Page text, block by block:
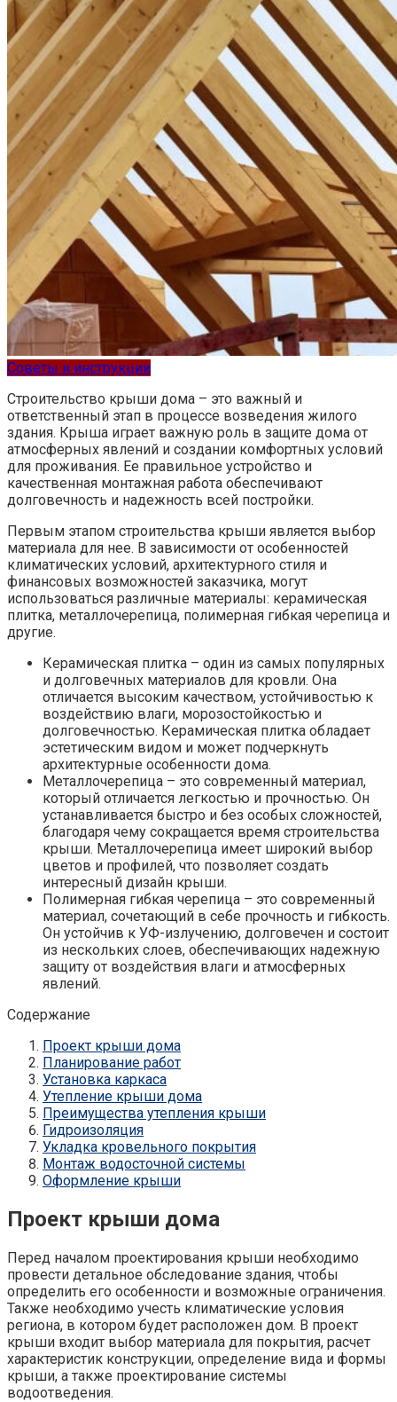
Советы и инструкции
Строительство крыши дома – это важный и
ответственный этап в процессе возведения жилого
здания. Крыша играет важную роль в защите дома от
атмосферных явлений и создании комфортных условий
для проживания. Ее правильное устройство и
качественная монтажная работа обеспечивают
долговечность и надежность всей постройки.
Первым этапом строительства крыши является выбор
материала для нее. В зависимости от особенностей
климатических условий, архитектурного стиля и
финансовых возможностей заказчика, могут
использоваться различные материалы: керамическая
плитка, металлочерепица, полимерная гибкая черепица и
другие.
Керамическая плитка – один из самых популярных
и долговечных материалов для кровли. Она
отличается высоким качеством, устойчивостью к
воздействию влаги, морозостойкостью и
долговечностью. Керамическая плитка обладает
эстетическим видом и может подчеркнуть
архитектурные особенности дома.
Металлочерепица – это современный материал,
который отличается легкостью и прочностью. Он
устанавливается быстро и без особых сложностей,
благодаря чему сокращается время строительства
крыши. Металлочерепица имеет широкий выбор
цветов и профилей, что позволяет создать
интересный дизайн крыши.
Полимерная гибкая черепица – это современный
материал, сочетающий в себе прочность и гибкость.
Он устойчив к УФ-излучению, долговечен и состоит
из нескольких слоев, обеспечивающих надежную
защиту от воздействия влаги и атмосферных
явлений.
Содержание
Проект крыши дома
Планирование работ
Установка каркаса
Утепление крыши дома
Преимущества утепления крыши
Гидроизоляция
Укладка кровельного покрытия
Монтаж водосточной системы
Оформление крыши
Проект крыши дома
Перед началом проектирования крыши необходимо
провести детальное обследование здания, чтобы
определить его особенности и возможные ограничения.
Также необходимо учесть климатические условия
региона, в котором будет расположен дом. В проект
крыши входит выбор материала для покрытия, расчет
характеристик конструкции, определение вида и формы
крыши, а также проектирование системы
водоотведения.